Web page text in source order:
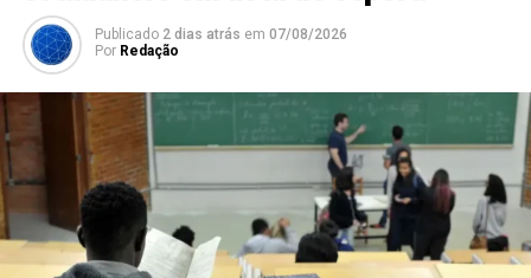
Publicado 2 dias atrás em 07/08/2026
Por Redação